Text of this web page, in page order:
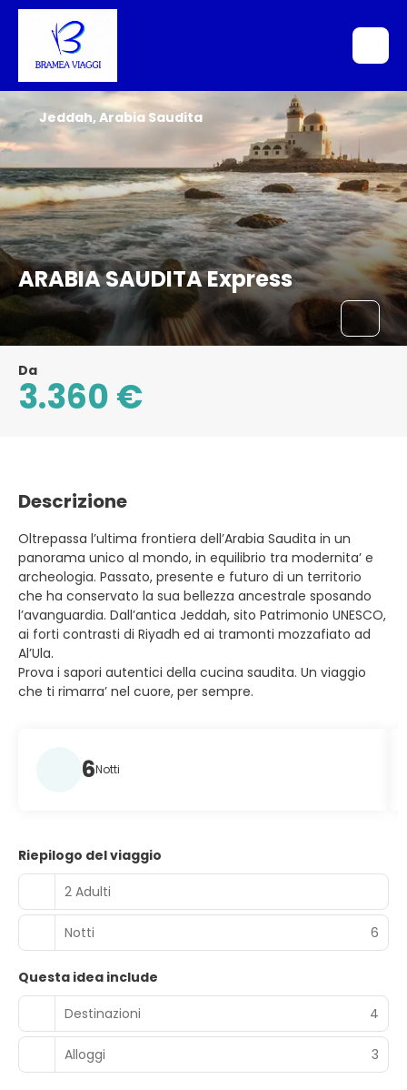
ARABIA SAUDITA Express
Jeddah, Arabia Saudita
Da
3.360 €
Descrizione
Oltrepassa l’ultima frontiera dell’Arabia Saudita in un
panorama unico al mondo, in equilibrio tra modernita’ e
archeologia. Passato, presente e futuro di un territorio
che ha conservato la sua bellezza ancestrale sposando
l’avanguardia. Dall’antica Jeddah, sito Patrimonio UNESCO,
ai forti contrasti di Riyadh ed ai tramonti mozzafiato ad
Al’Ula.
Prova i sapori autentici della cucina saudita. Un viaggio
che ti rimarra’ nel cuore, per sempre.
6Notti
Riepilogo del viaggio
2 Adulti
Notti 6
Questa idea include
Destinazioni
4
Alloggi 3